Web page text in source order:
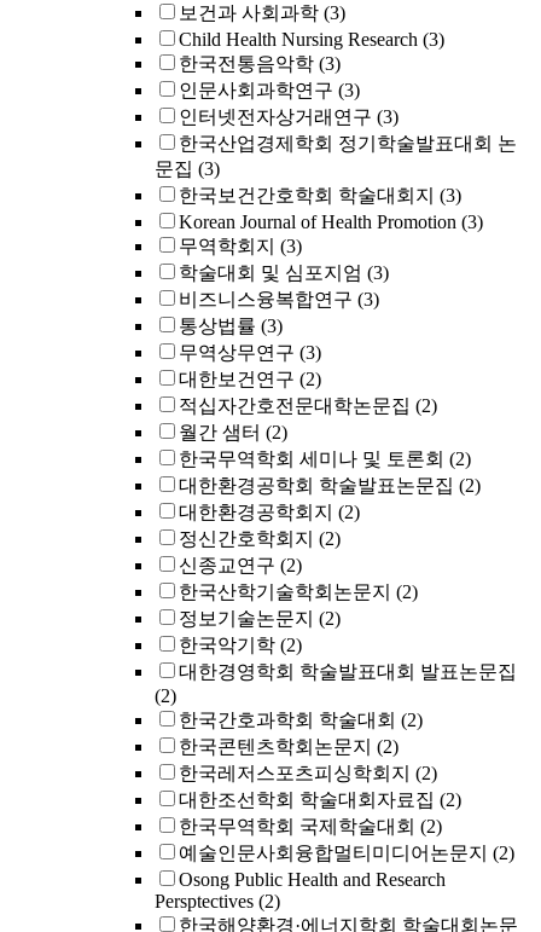
보건과 사회과학 (3)
Child Health Nursing Research (3)
한국전통음악학 (3)
인문사회과학연구 (3)
인터넷전자상거래연구 (3)
한국산업경제학회 정기학술발표대회 논
문집 (3)
한국보건간호학회 학술대회지 (3)
Korean Journal of Health Promotion (3)
무역학회지 (3)
학술대회 및 심포지엄 (3)
비즈니스융복합연구 (3)
통상법률 (3)
무역상무연구 (3)
대한보건연구 (2)
적십자간호전문대학논문집 (2)
월간 샘터 (2)
한국무역학회 세미나 및 토론회 (2)
대한환경공학회 학술발표논문집 (2)
대한환경공학회지 (2)
정신간호학회지 (2)
신종교연구 (2)
한국산학기술학회논문지 (2)
정보기술논문지 (2)
한국악기학 (2)
대한경영학회 학술발표대회 발표논문집
(2)
한국간호과학회 학술대회 (2)
한국콘텐츠학회논문지 (2)
한국레저스포츠피싱학회지 (2)
대한조선학회 학술대회자료집 (2)
한국무역학회 국제학술대회 (2)
예술인문사회융합멀티미디어논문지 (2)
Osong Public Health and Research
Persptectives (2)
한국해양환경·에너지학회 학술대회논문